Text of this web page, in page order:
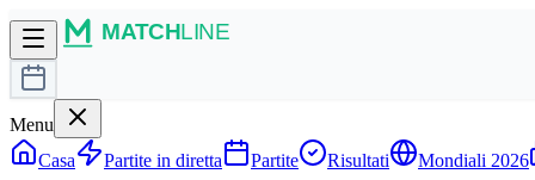
Menu
Casa
Partite in diretta Partite Risultati Mondiali 2026